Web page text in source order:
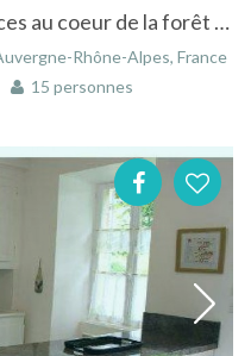
Charmante maison de vacances au coeur de la forêt de Tronçais
Rhône-Alpes, France
15 personnes